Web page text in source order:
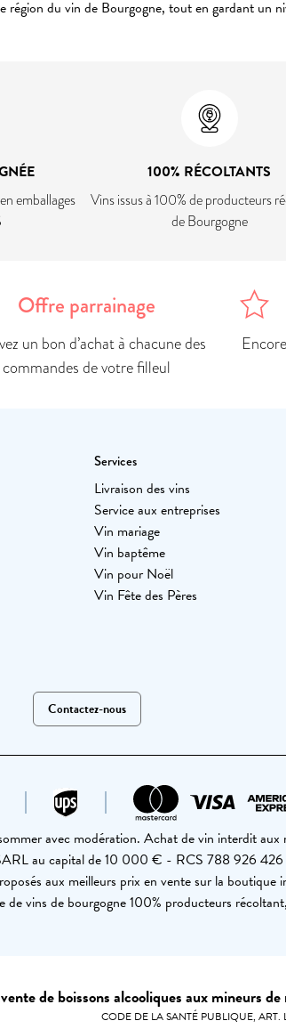
région du vin de Bourgogne, tout en gardant un
emballages
100% RÉCOLTANTS
Vins issus à 100% de producteurs
de Bourgogne
Offre parrainage
un bon d’achat à chacune des
commandes de votre filleul
Services
Livraison des vins
Service aux entreprises
Vin mariage
Vin baptême
Vin pour Noël
Vin Fête des Pères
Contactez-nous
avec modération. Achat de vin interdit aux
au capital de 10 000 € - RCS 788 926
aux meilleurs prix en vente sur la boutique
de vins de bourgogne 100% producteurs
de boissons alcooliques aux mineurs de
CODE DE LA SANTÉ PUBLIQUE, ART.